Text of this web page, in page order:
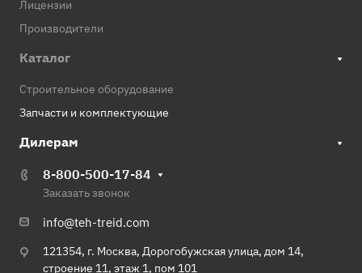
Лицензии
Производители
Каталог
Строительное оборудование
Запчасти и комплектующие
Дилерам
8-800-500-17-84
Заказать звонок
info@teh-treid.com
121354, г. Москва, Дорогобужская улица, дом 14,
строение 11, этаж 1, пом 101